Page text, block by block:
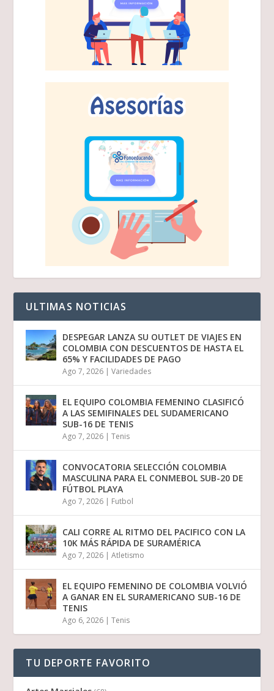
ULTIMAS NOTICIAS
DESPEGAR LANZA SU OUTLET DE VIAJES EN
COLOMBIA CON DESCUENTOS DE HASTA EL
65% Y FACILIDADES DE PAGO
Ago 7, 2026 |Variedades
EL EQUIPO COLOMBIA FEMENINO CLASIFICÓ
A LAS SEMIFINALES DEL SUDAMERICANO
SUB-16 DE TENIS
Ago 7, 2026 |Tenis
CONVOCATORIA SELECCIÓN COLOMBIA
MASCULINA PARA EL CONMEBOL SUB-20 DE
FÚTBOL PLAYA
Ago 7, 2026 | Futbol
CALI CORRE AL RITMO DEL PACIFICO CON LA
10K MÁS RÁPIDA DE SURAMÉRICA
Ago 7, 2026 |Atletismo
EL EQUIPO FEMENINO DE COLOMBIA VOLVIÓ
A GANAR EN EL SURAMERICANO SUB-16 DE
TENIS
Ago 6, 2026 |Tenis
TU DEPORTE FAVORITO